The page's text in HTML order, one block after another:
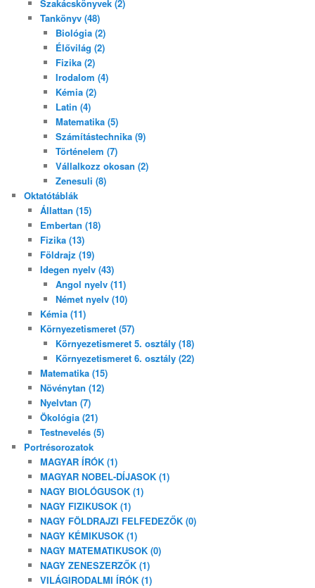
Szakácskönyvek (2)
Tankönyv (48)
Biológia (2)
Élővilág (2)
Fizika (2)
Irodalom (4)
Kémia (2)
Latin (4)
Matematika (5)
Számítástechnika (9)
Történelem (7)
Vállalkozz okosan (2)
Zenesuli (8)
Oktatótáblák
Állattan (15)
Embertan (18)
Fizika (13)
Földrajz (19)
Idegen nyelv (43)
Angol nyelv (11)
Német nyelv (10)
Kémia (11)
Környezetismeret (57)
Környezetismeret 5. osztály (18)
Környezetismeret 6. osztály (22)
Matematika (15)
Növénytan (12)
Nyelvtan (7)
Ökológia (21)
Testnevelés (5)
Portrésorozatok
MAGYAR ÍRÓK (1)
MAGYAR NOBEL-DÍJASOK (1)
NAGY BIOLÓGUSOK (1)
NAGY FIZIKUSOK (1)
NAGY FÖLDRAJZI FELFEDEZŐK (0)
NAGY KÉMIKUSOK (1)
NAGY MATEMATIKUSOK (0)
NAGY ZENESZERZŐK (1)
VILÁGIRODALMI ÍRÓK (1)